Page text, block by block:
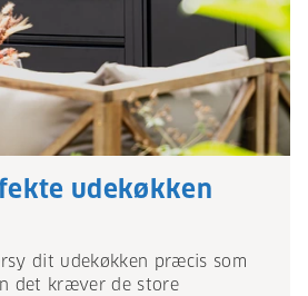
udekøkken
dit udekøkken præcis som
det kræver de store